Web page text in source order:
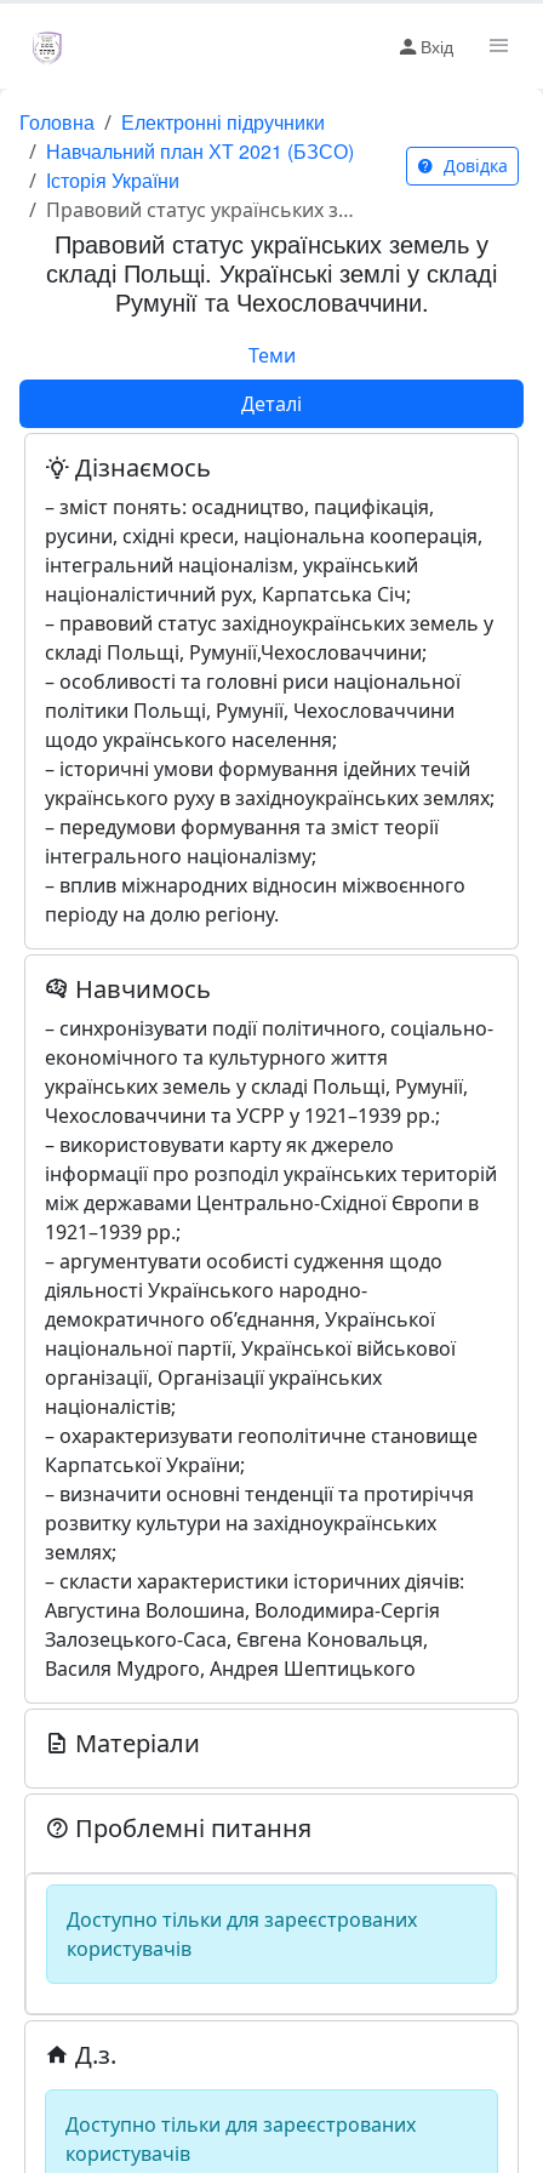
Вхід
Головна
Електронні підручники
Навчальний план ХТ 2021 (БЗСО)
Історія України
Правовий статус українських земель у складі Польщі. Українські землі у складі Румунії та Чехословаччини.
Довідка
Правовий статус українських земель у
складі Польщі. Українські землі у складі
Румунії та Чехословаччини.
Теми
Деталі
Дізнаємось
– зміст понять: осадництво, пацифікація,
русини, східні креси, національна кооперація,
інтегральний націоналізм, український
націоналістичний рух, Карпатська Січ;
– правовий статус західноукраїнських земель у
складі Польщі, Румунії,Чехословаччини;
– особливості та головні риси національної
політики Польщі, Румунії, Чехословаччини
щодо українського населення;
– історичні умови формування ідейних течій
українського руху в західноукраїнських землях;
– передумови формування та зміст теорії
інтегрального націоналізму;
– вплив міжнародних відносин міжвоєнного
періоду на долю регіону.
Навчимось
– синхронізувати події політичного, соціально-
економічного та культурного життя
українських земель у складі Польщі, Румунії,
Чехословаччини та УСРР у 1921–1939 рр.;
– використовувати карту як джерело
інформації про розподіл українських територій
між державами Центрально-Східної Європи в
1921–1939 рр.;
– аргументувати особисті судження щодо
діяльності Українського народно-
демократичного об’єднання, Української
національної партії, Української військової
організації, Організації українських
націоналістів;
– охарактеризувати геополітичне становище
Карпатської України;
– визначити основні тенденції та протиріччя
розвитку культури на західноукраїнських
землях;
– скласти характеристики історичних діячів:
Августина Волошина, Володимира-Сергія
Залозецького-Саса, Євгена Коновальця,
Василя Мудрого, Андрея Шептицького
Матеріали
Проблемні питання
Доступно тільки для зареєстрованих
користувачів
Д.з.
Доступно тільки для зареєстрованих
користувачів